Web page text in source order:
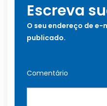
Escreva
O seu endereço de e-
publicado.
Comentário